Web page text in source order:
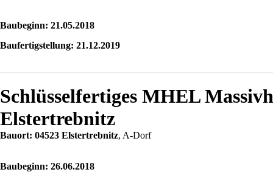
Baubeginn: 21.05.2018
Baufertigstellung: 21.12.2019
Schlüsselfertiges MHEL
Elstertrebnitz
Bauort: 04523 Elstertrebnitz, A-Dorf
Baubeginn: 26.06.2018